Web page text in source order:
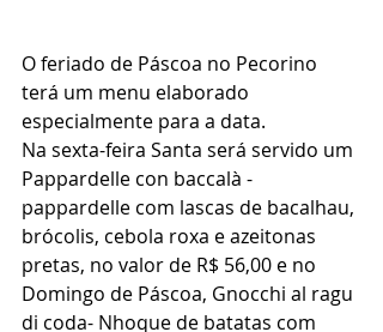
O feriado de Páscoa no Pecorino
terá um menu elaborado
especialmente para a data.
Na sexta-feira Santa será servido um
Pappardelle con baccalà -
pappardelle com lascas de bacalhau,
brócolis, cebola roxa e azeitonas
pretas, no valor de R$ 56,00 e no
Domingo de Páscoa, Gnocchi al ragu
di coda- Nhoque de batatas com